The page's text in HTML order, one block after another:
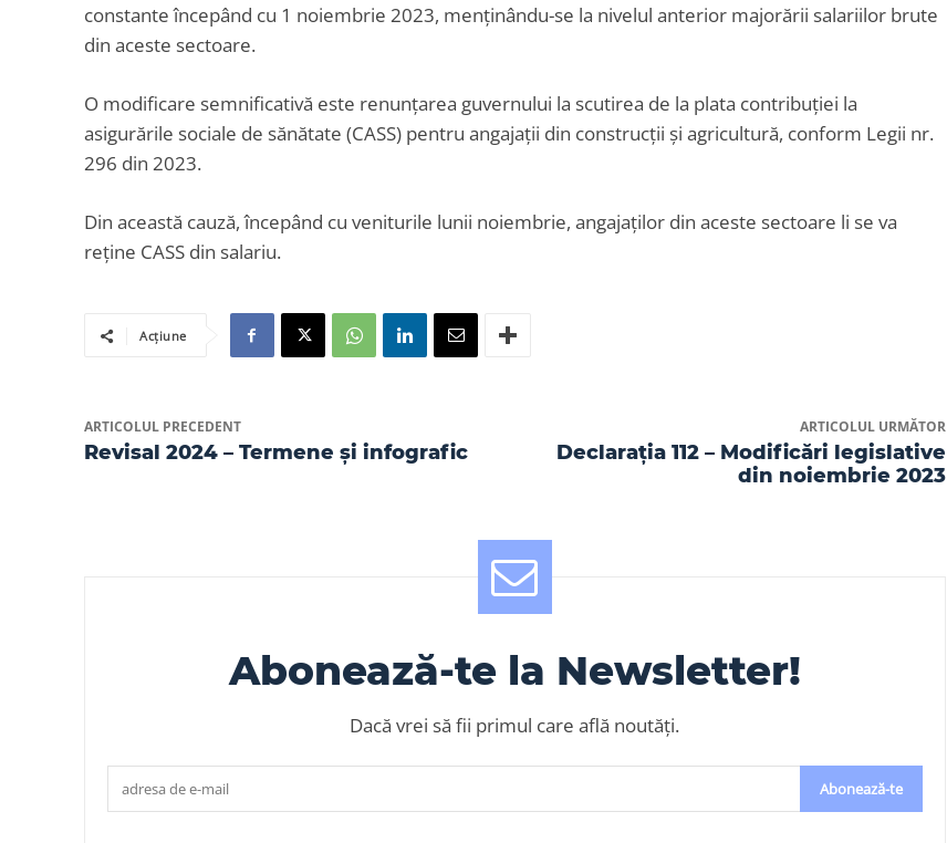
constante începând cu 1 noiembrie 2023, menținându-se la nivelul anterior majorării salariilor brute
din aceste sectoare.
O modificare semnificativă este renunțarea guvernului la scutirea de la plata contribuției la
asigurările sociale de sănătate (CASS) pentru angajații din construcții și agricultură, conform Legii nr.
296 din 2023.
Din această cauză, începând cu veniturile lunii noiembrie, angajaților din aceste sectoare li se va
reține CASS din salariu.
Acțiune
ARTICOLUL PRECEDENT
Revisal 2024 – Termene și infografic
ARTICOLUL URMĂTOR
Declarația 112 – Modificări legislative
din noiembrie 2023
Abonează-te la Newsletter!
Dacă vrei să fii primul care află noutăți.
Abonează-te